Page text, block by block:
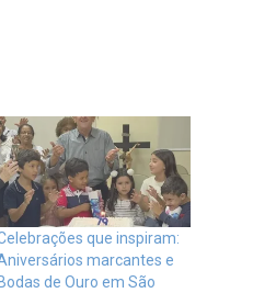
que inspiram:
marcantes e
Bodas de Ouro em São